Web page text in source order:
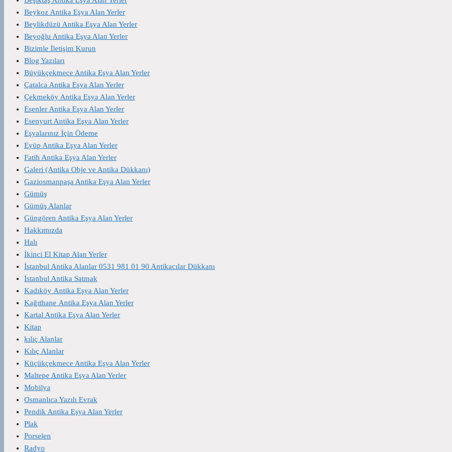
Beykoz Antika Eşya Alan Yerler
Beylikdüzü Antika Eşya Alan Yerler
Beyoğlu Antika Eşya Alan Yerler
Bizimle İletişim Kurun
Blog Yazıları
Büyükçekmece Antika Eşya Alan Yerler
Çatalca Antika Eşya Alan Yerler
Çekmeköy Antika Eşya Alan Yerler
Esenler Antika Eşya Alan Yerler
Esenyurt Antika Eşya Alan Yerler
Eşyalarınız İçin Ödeme
Eyüp Antika Eşya Alan Yerler
Fatih Antika Eşya Alan Yerler
Galeri (Antika Obje ve Antika Dükkanı)
Gaziosmanpaşa Antika Eşya Alan Yerler
Gümüş
Gümüş Alanlar
Güngören Antika Eşya Alan Yerler
Hakkımızda
Halı
İkinci El Kitap Alan Yerler
İstanbul Antika Alanlar 0531 981 01 90 Antikacılar Dükkanı
İstanbul Antika Satmak
Kadıköy Antika Eşya Alan Yerler
Kağıthane Antika Eşya Alan Yerler
Kartal Antika Eşya Alan Yerler
Kitap
kılıç Alanlar
Kılıç Alanlar
Küçükçekmece Antika Eşya Alan Yerler
Maltepe Antika Eşya Alan Yerler
Mobilya
Osmanlıca Yazılı Evrak
Pendik Antika Eşya Alan Yerler
Plak
Porselen
Radyo